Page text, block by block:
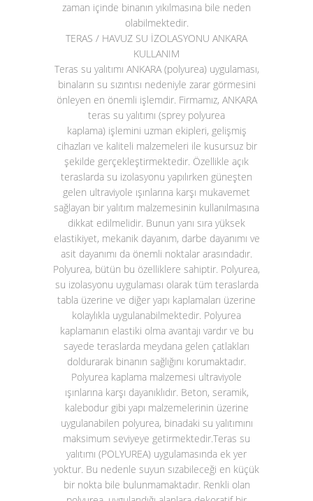
zaman içinde binanın yıkılmasına bile neden
olabilmektedir.
TERAS / HAVUZ SU İZOLASYONU ANKARA
KULLANIM
Teras su yalıtımı ANKARA (polyurea)uygulaması,
binaların su sızıntısı nedeniyle zarar görmesini
önleyen en önemli işlemdir. Firmamız, ANKARA
teras su yalıtımı (sprey polyurea
kaplama)işlemini uzman ekipleri, gelişmiş
cihazları ve kaliteli malzemeleri ile kusursuz bir
şekilde gerçekleştirmektedir. Özellikle açık
teraslarda su izolasyonu yapılırken güneşten
gelen ultraviyole ışınlarına karşı mukavemet
sağlayan bir yalıtım malzemesinin kullanılmasına
dikkat edilmelidir. Bunun yanı sıra yüksek
elastikiyet, mekanik dayanım, darbe dayanımı ve
asit dayanımı da önemli noktalar arasındadır.
Polyurea, bütün bu özelliklere sahiptir. Polyurea,
su izolasyonu uygulaması olarak tüm teraslarda
tabla üzerine ve diğer yapı kaplamaları üzerine
kolaylıkla uygulanabilmektedir. Polyurea
kaplamanın elastiki olma avantajı vardır ve bu
sayede teraslarda meydana gelen çatlakları
doldurarak binanın sağlığını korumaktadır.
Polyurea kaplama malzemesi ultraviyole
ışınlarına karşı dayanıklıdır. Beton, seramik,
kalebodur gibi yapı malzemelerinin üzerine
uygulanabilen polyurea, binadaki su yalıtımını
maksimum seviyeye getirmektedir.Teras su
yalıtımı (POLYUREA) uygulamasında ek yer
yoktur. Bu nedenle suyun sızabileceği en küçük
bir nokta bile bulunmamaktadır. Renkli olan